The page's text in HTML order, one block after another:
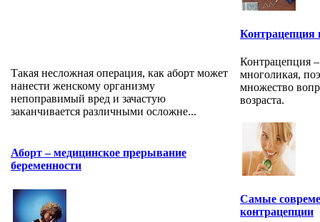
Такая несложная операция, как аборт может
нанести женскому организму
непоправимый вред и зачастую
заканчивается различными осложне...
Аборт – медицинское прерывание
беременности
Контрацепция
Контрацепция –
многоликая,
множество
возраста.
Самые
контрацепции